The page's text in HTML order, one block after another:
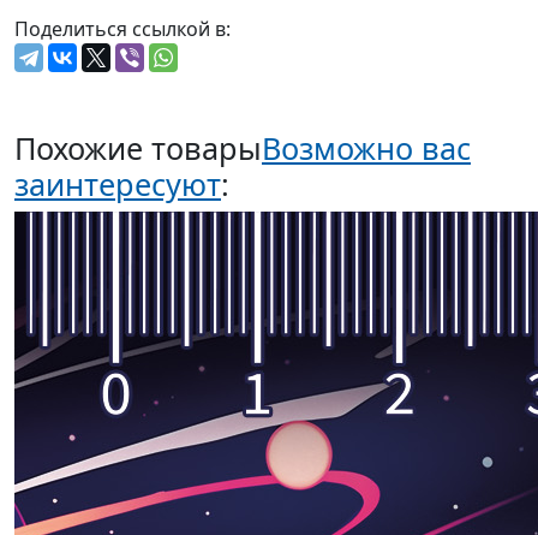
Поделиться ссылкой в:
Похожие товарыВозможно вас
заинтересуют: